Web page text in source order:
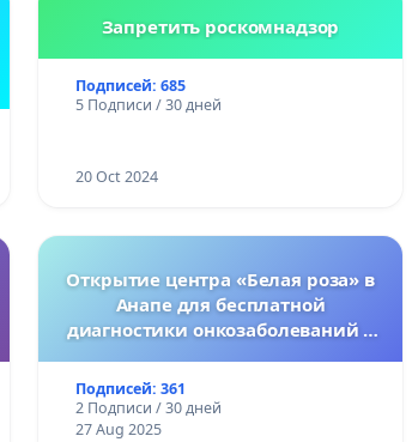
Запретить роскомнадзор
Подписей: 685
5 Подписи / 30 дней
20 Oct 2024
Открытие центра «Белая роза» в
Анапе для бесплатной
диагностики онкозаболеваний у
Подписей: 361
2 Подписи / 30 дней
27 Aug 2025